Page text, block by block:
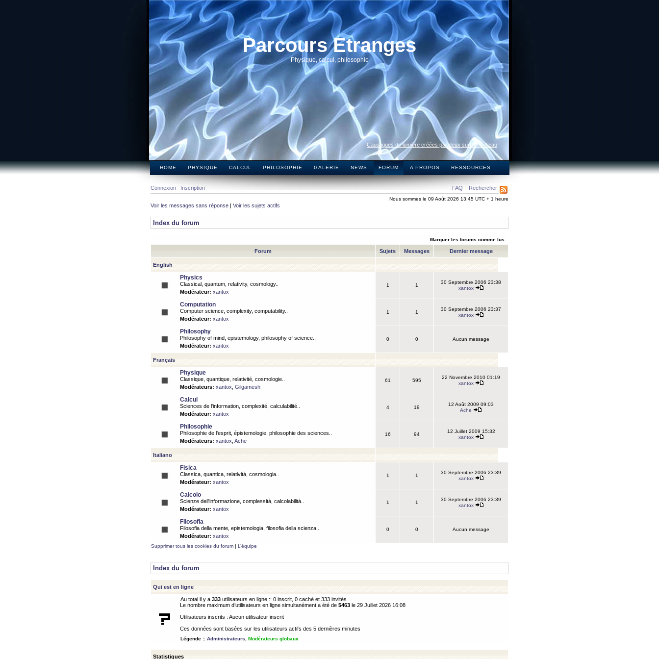
Parcours Etranges
Physique, calcul, philosophie
Caustiques de lumière créées par deux surfaces d’eau
HOME PHYSIQUE CALCUL PHILOSOPHIE GALERIE NEWS FORUM A PROPOS RESSOURCES
FAQ Rechercher
Connexion Inscription
Nous sommes le 09 Août 2026 13:45 UTC + 1 heure
Voir les messages sans réponse | Voir les sujets actifs
Index du forum
Marquer les forums comme lus
Forum Sujets Messages Dernier message
English
Physics
Classical, quantum, relativity, cosmology..
Modérateur: xantox
1 1
30 Septembre 2006 23:38
xantox
Computation
Computer science, complexity, computability..
Modérateur: xantox
1 1
30 Septembre 2006 23:37
xantox
Philosophy
Philosophy of mind, epistemology, philosophy of science..
Modérateur: xantox
0 0 Aucun message
Français
Physique
Classique, quantique, relativité, cosmologie..
Modérateurs: xantox Gilgamesh
61 595
22 Novembre 2010 01:19
xantox
Calcul
Sciences de l'information, complexité, calculabilité..
Modérateur: xantox
4 19
12 Août 2009 09:03
Ache
Philosophie
Philosophie de l'esprit, épistemologie, philosophie des sciences..
Modérateurs: xantox Ache
16 94
12 Juillet 2009 15:32
xantox
Italiano
Fisica
Classica, quantica, relatività, cosmologia..
Modérateur: xantox
1 1
30 Septembre 2006 23:39
xantox
Calcolo
Scienze dell'informazione, complessità, calcolabilità..
Modérateur: xantox
1 1
30 Septembre 2006 23:39
xantox
Filosofia
Filosofia della mente, epistemologia, filosofia della scienza..
Modérateur: xantox
0 0 Aucun message
Supprimer tous les cookies du forum | L’équipe
Index du forum
Qui est en ligne
Au total il y a 333 utilisateurs en ligne :: 0 inscrit, 0 caché et 333 invités
Le nombre maximum d’utilisateurs en ligne simultanément a été de 5463 le 29 Juillet 2026 16:08
Utilisateurs inscrits : Aucun utilisateur inscrit
Ces données sont basées sur les utilisateurs actifs des 5 dernières minutes
Légende :: Administrateurs Modérateurs globaux
Statistiques